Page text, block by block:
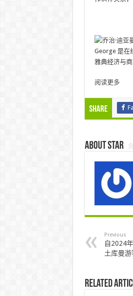
George 是在
雅典经济与
阅读更多
Share
About star
Previous
自2024
土库曼
Related